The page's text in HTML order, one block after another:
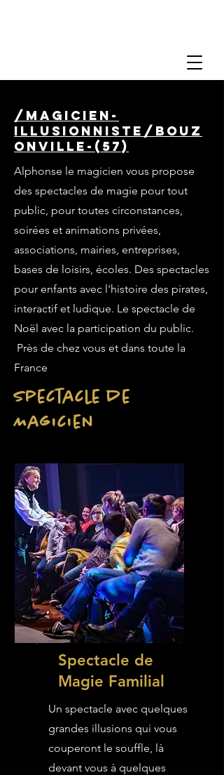
/magicien-
illusionniste/bouz
onville-(57)
Alphonse le magicien vous propose
des spectacles de magie pour tout
public, pour toutes circonstances,
soirées et animations privées,
associations, mairies, entreprises,
bases de loisirs, écoles. Des spectacles
pour enfants avec l'histoire des pirates,
interactif et ludique. Le spectacle de
Noël avec la participation du public.
Près de chez vous et dans toute la
France
Spectacle de
Magicien
Spectacle de
Magie Familial
Un spectacle avec quelques
grandes illusions qui vous
couperont le souffle, là
devant vous à quelques